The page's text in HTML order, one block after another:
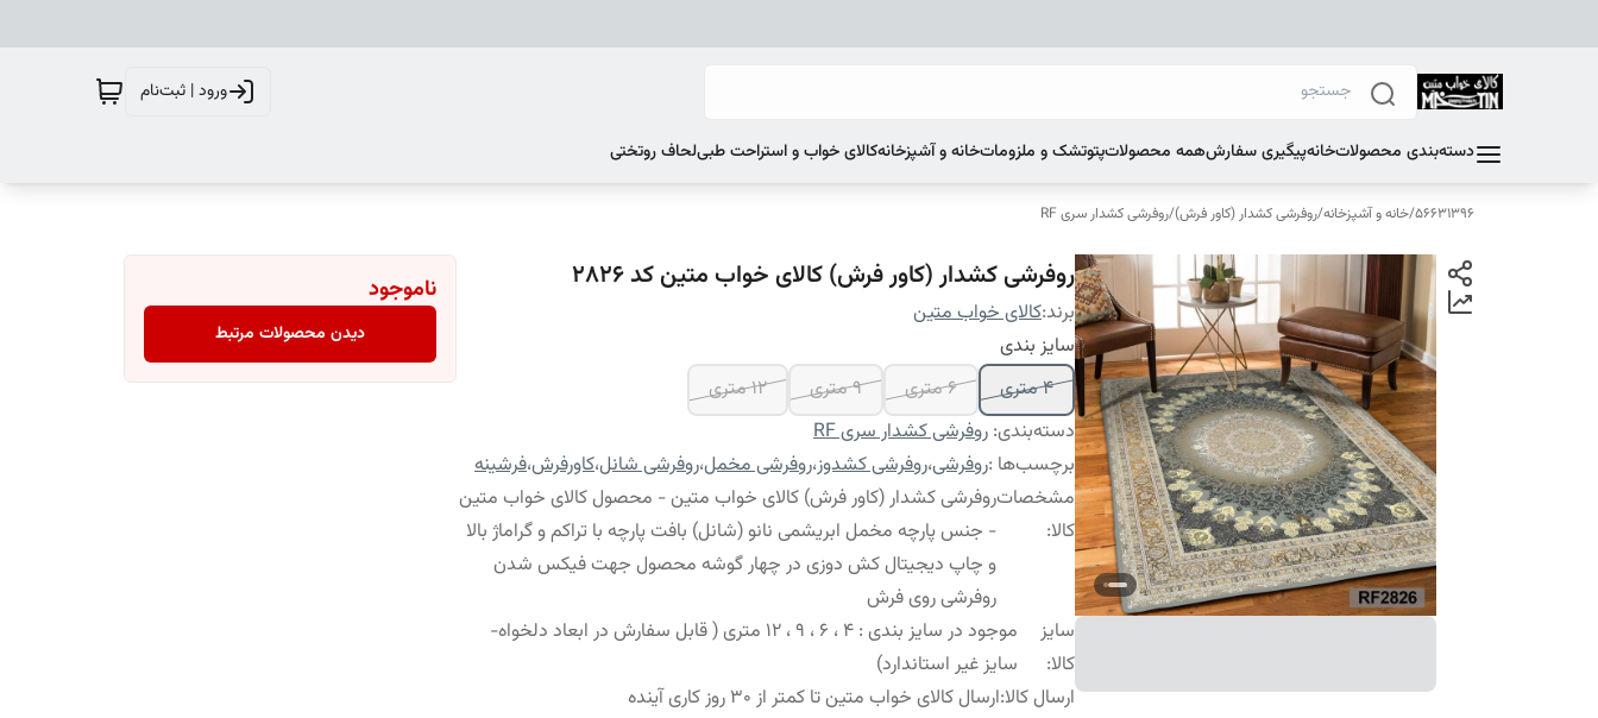
ورود | ثبت‌نام
دسته‌بندی محصولاتخانهپیگیری سفارشهمه محصولاتپتوتشک و ملزوماتخانه و آشپزخانهکالای خواب و استراحت طبیلحاف روتختی
56631396
/خانه و آشپزخانه/روفرشی کشدار (کاور فرش)/روفرشی کشدار سری RF
روفرشی کشدار (کاور فرش) کالای خواب متین کد 2826
برند:کالای خواب متین
سایز بندی
4 متری
6 متری 9 متری
12 متری
دسته‌بندی: روفرشی کشدار سری RF
برچسب‌ها :روفرشی،روفرشی کشدوز،روفرشی مخمل،روفرشی شانل،کاورفرش،فرشینه
مشخصات
کالا:
روفرشی کشدار (کاور فرش) کالای خواب متین - محصول کالای خواب متین
- جنس پارچه مخمل ابریشمی نانو (شانل) بافت پارچه با تراکم و گراماژ بالا
و چاپ دیجیتال کش دوزی در چهار گوشه محصول جهت فیکس شدن
روفرشی روی فرش
سایز
کالا:
موجود در سایز بندی : 4 ، 6 ، 9 ، 12 متری ( قابل سفارش در ابعاد دلخواه-
سایز غیر استاندارد)
ارسال کالا:ارسال کالای خواب متین تا کمتر از 30 روز کاری آینده
ناموجود
دیدن محصولات مرتبط